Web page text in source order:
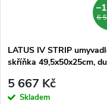
6
LATUS IV STRIP
skříňka 49,5x50x25cm,
5 667 Kč
Skladem